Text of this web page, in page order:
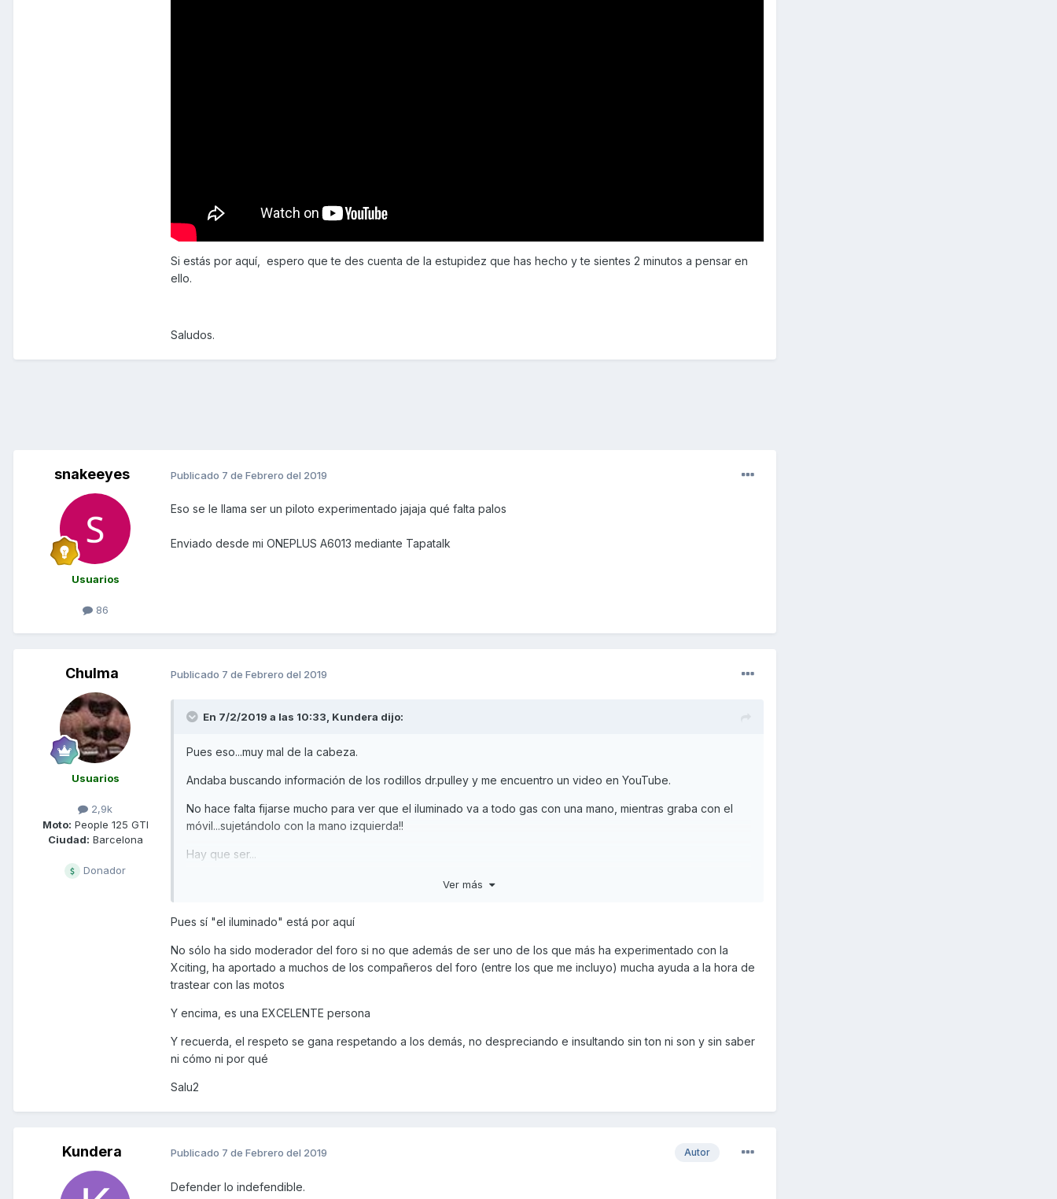
Si estás por aquí, espero que te des cuenta de la estupidez que has hecho y te sientes 2 minutos a pensar en
ello.
Saludos.
snakeeyes
Usuarios
86
Publicado 7 de Febrero del 2019
Eso se le llama ser un piloto experimentado jajaja qué falta palos
Enviado desde mi ONEPLUS A6013 mediante Tapatalk
Chulma
Usuarios
2,9k
Moto: People 125 GTI
Ciudad: Barcelona
Donador
Publicado 7 de Febrero del 2019
En 7/2/2019 a las 10:33, Kundera dijo:
Pues eso...muy mal de la cabeza.
Andaba buscando información de los rodillos dr.pulley y me encuentro un video en YouTube.
No hace falta fijarse mucho para ver que el iluminado va a todo gas con una mano, mientras graba con el
móvil...sujetándolo con la mano izquierda!!
Hay que ser...
Si estás por aquí, espero que te des cuenta de la estupidez que has hecho y te sientes 2 minutos a pensar
Saludos.
Ver más
Pues sí "el iluminado" está por aquí
No sólo ha sido moderador del foro si no que además de ser uno de los que más ha experimentado con la
Xciting, ha aportado a muchos de los compañeros del foro (entre los que me incluyo) mucha ayuda a la hora de
trastear con las motos
Y encima, es una EXCELENTE persona
Y recuerda, el respeto se gana respetando a los demás, no despreciando e insultando sin ton ni son y sin saber
ni cómo ni por qué
Salu2
Kundera Autor
Publicado 7 de Febrero del 2019
Defender lo indefendible.